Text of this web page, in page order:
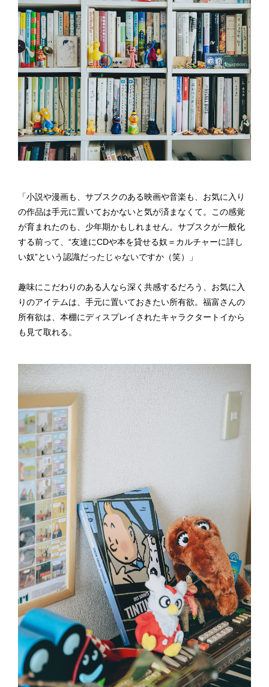
「小説や漫画も、サブスクのある映画や音楽も、お気に入り
の作品は手元に置いておかないと気が済まなくて。この感覚
が育まれたのも、少年期かもしれません。サブスクが一般化
する前って、“友達にCDや本を貸せる奴＝カルチャーに詳し
い奴”という認識だったじゃないですか（笑）」
趣味にこだわりのある人なら深く共感するだろう、お気に入
りのアイテムは、手元に置いておきたい所有欲。福富さんの
所有欲は、本棚にディスプレイされたキャラクタートイから
も見て取れる。